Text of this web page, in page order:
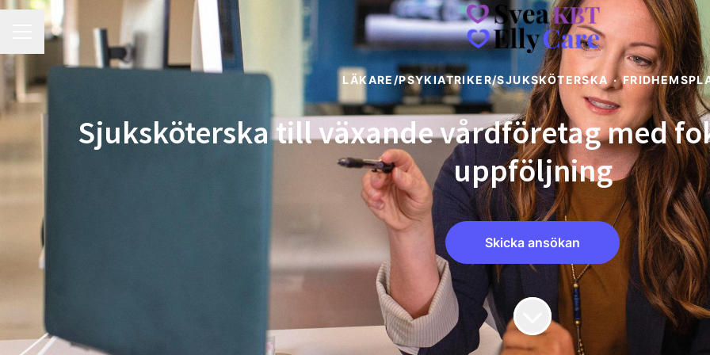
Karriärmeny
LÄKARE/PSYKIATRIKER/SJUKSKÖTERSKA ·
Sjuksköterska till växande vårdföretag med
uppföljning
Skicka ansökan